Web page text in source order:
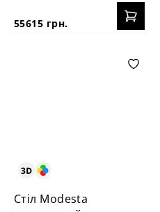
55615 грн.
Стіл Modesta